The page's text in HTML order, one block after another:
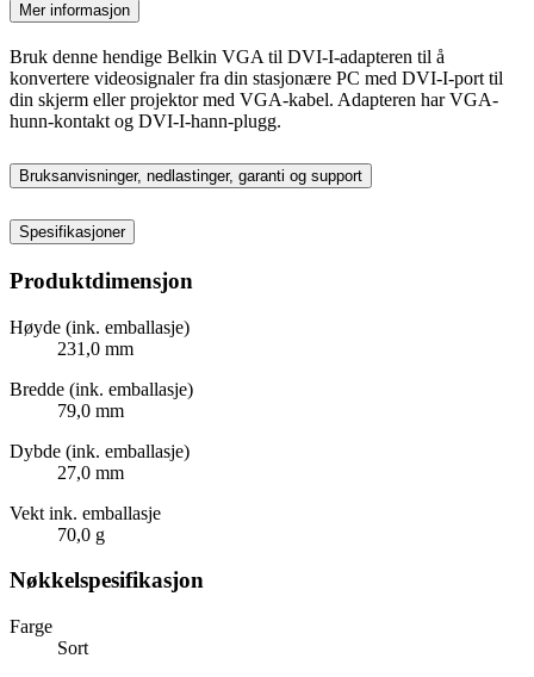
Mer informasjon
Bruk denne hendige Belkin VGA til DVI-I-adapteren til å
konvertere videosignaler fra din stasjonære PC med DVI-I-port til
din skjerm eller projektor med VGA-kabel. Adapteren har VGA-
hunn-kontakt og DVI-I-hann-plugg.
Bruksanvisninger, nedlastinger, garanti og support
Spesifikasjoner
Produktdimensjon
Høyde (ink. emballasje)
231,0 mm
Bredde (ink. emballasje)
79,0 mm
Dybde (ink. emballasje)
27,0 mm
Vekt ink. emballasje
70,0 g
Nøkkelspesifikasjon
Farge
Sort